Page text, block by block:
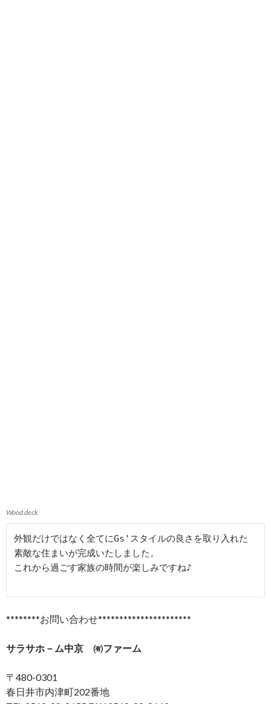
Wood deck
外観だけではなく全てにGs'スタイルの良さを取り入れた
素敵な住まいが完成いたしました。
これから過ごす家族の時間が楽しみですね♪
********お問い合わせ**********************
サラサホ－ム中京 ㈲ファーム
〒480-0301
春日井市内津町202番地